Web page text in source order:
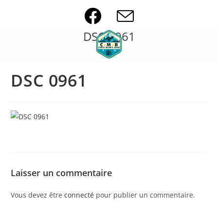
DSC 0961
DSC 0961
Laisser un commentaire
Vous devez êtreconnecté pour publier un commentaire.